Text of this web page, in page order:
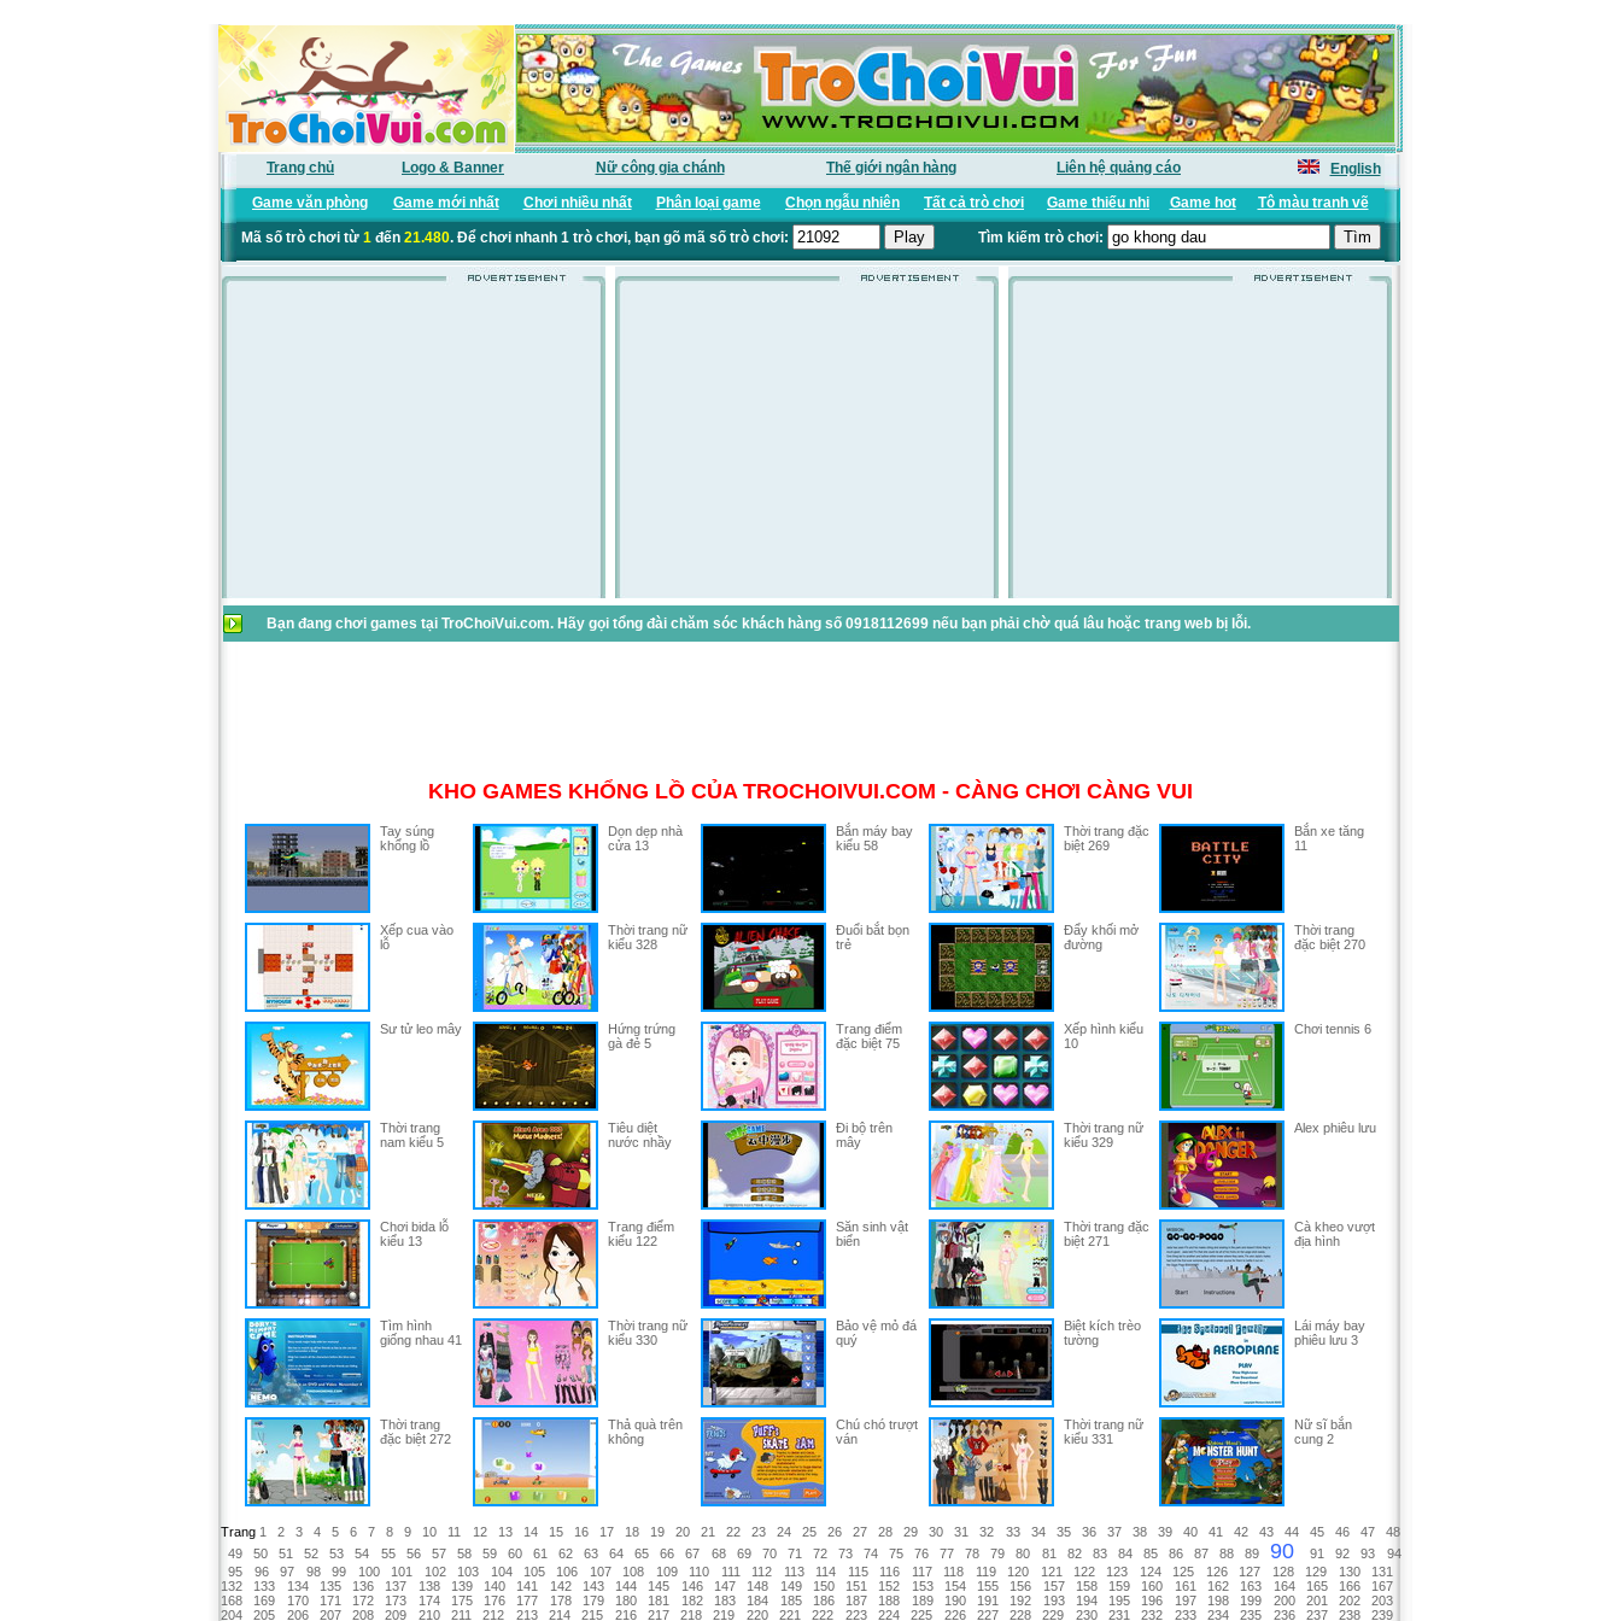
Trang chủ Logo & Banner Nữ công gia chánh Thế giới ngân hàng Liên hệ quảng cáo
English
Game văn phòng
Game mới nhất Chơi nhiều nhất Phân loại game Chọn ngẫu nhiên Tất cả trò chơi Game thiếu nhi Game hot Tô màu tranh vẽ
Mã số trò chơi từ 1đến 21.480. Để chơi nhanh 1 trò chơi, bạn gõ mã số trò chơi: Tìm kiếm trò chơi:
Bạn đang chơi games tại TroChoiVui.com. Hãy gọi tổng đài chăm sóc khách hàng số 0918112699 nếu bạn phải chờ quá lâu hoặc trang web bị lỗi.
KHO GAMES KHỔNG LỒ CỦA TROCHOIVUI.COM - CÀNG CHƠI CÀNG VUI
Tay súng
khổng lồ
Dọn dẹp nhà
cửa 13
Bắn máy bay
kiểu 58
Thời trang đặc
biệt 269
Bắn xe tăng
11
Xếp cua vào
lỗ
Thời trang nữ
kiểu 328
Đuổi bắt bọn
trẻ
Đẩy khối mở
đường
Thời trang
đặc biệt 270
Sư tử leo mây
Hứng trứng
gà đẻ 5
Trang điểm
đặc biệt 75
Xếp hình kiểu
10
Chơi tennis 6
Thời trang
nam kiểu 5
Tiêu diệt
nước nhầy
Đi bộ trên
mây
Thời trang nữ
kiểu 329
Alex phiêu lưu
Chơi bida lỗ
kiểu 13
Trang điểm
kiểu 122
Săn sinh vật
biển
Thời trang đặc
biệt 271
Cà kheo vượt
địa hình
Tìm hình
giống nhau 41
Thời trang nữ
kiểu 330
Bảo vệ mỏ đá
quý
Biệt kích trèo
tường
Lái máy bay
phiêu lưu 3
Thời trang
đặc biệt 272
Thả quà trên
không
Chú chó trượt
ván
Thời trang nữ
kiểu 331
Nữ sĩ bắn
cung 2
Trang 1 2 3 4 5 6 7 8 9 10 11 12 13 14 15 16 17 18 19 20 21 22 23 24 25 26 27 28 29 30 31 32 33 34 35 36 37 38 39 40 41 42 43 44 45 46 47
48
49
50 51 52 53 54 55 56 57 58 59 60 61 62 63 64 65 66 67 68 69 70 71 72 73 74 75 76 77 78 79 80 81 82 83 84 85 86 87 88 89 90 91 92 93
94
95
96 97 98 99 100 101 102 103 104 105 106 107 108 109 110 111 112 113 114 115 116 117 118 119 120 121 122 123 124 125 126 127 128 129 130
131
132
133 134 135 136 137 138 139 140 141 142 143 144 145 146 147 148 149 150 151 152 153 154 155 156 157 158 159 160 161 162 163 164 165 166
167
168
169 170 171 172 173 174 175 176 177 178 179 180 181 182 183 184 185 186 187 188 189 190 191 192 193 194 195 196 197 198 199 200 201 202
203
204
205 206 207 208 209 210 211 212 213 214 215 216 217 218 219 220 221 222 223 224 225 226 227 228 229 230 231 232 233 234 235 236 237 238 239